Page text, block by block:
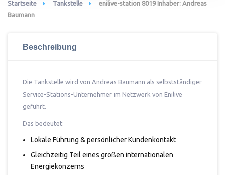
Startseite Tankstelle
enilive-station 8019 Inhaber: Andreas
Baumann
Beschreibung
Die Tankstelle wird von Andreas Baumann als selbstständiger
Service-Stations-Unternehmer im Netzwerk von Enilive
geführt.
Das bedeutet:
Lokale Führung & persönlicher Kundenkontakt
Gleichzeitig Teil eines großen internationalen
Energiekonzerns